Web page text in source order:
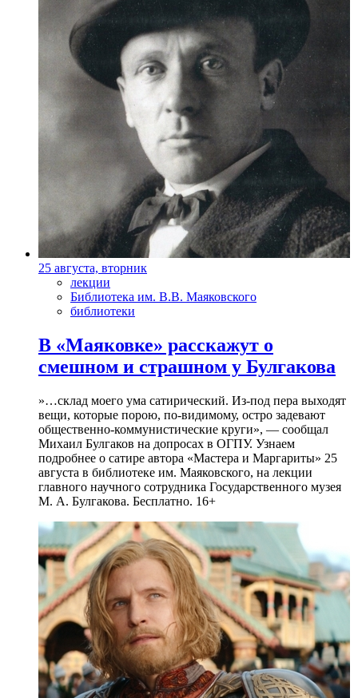
25 августа, вторник
лекции
Библиотека им. В.В. Маяковского
библиотеки
В «Маяковке» расскажут о
смешном и страшном у Булгакова
»…склад моего ума сатирический. Из-под пера выходят
вещи, которые порою, по-видимому, остро задевают
общественно-коммунистические круги», — сообщал
Михаил Булгаков на допросах в ОГПУ. Узнаем
подробнее о сатире автора «Мастера и Маргариты» 25
августа в библиотеке им. Маяковского, на лекции
главного научного сотрудника Государственного музея
М. А. Булгакова. Бесплатно. 16+